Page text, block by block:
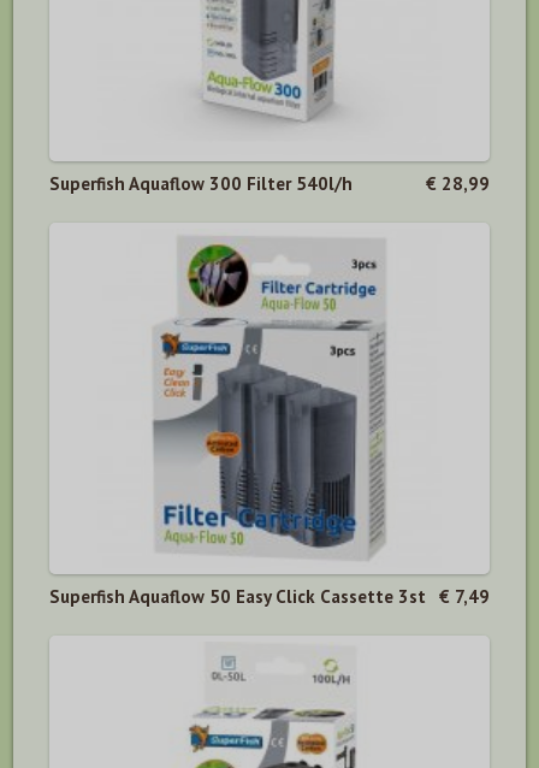
Superfish Aquaflow 300 Filter 540l/h € 28,99
Superfish Aquaflow 50 Easy Click Cassette 3st € 7,49